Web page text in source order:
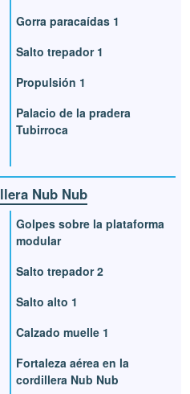
Gorra paracaídas 1
Salto trepador 1
Propulsión 1
Palacio de la pradera
Tubirroca
Nub Nub
Golpes sobre la plataforma
modular
Salto trepador 2
Salto alto 1
Calzado muelle 1
Fortaleza aérea en la
cordillera Nub Nub